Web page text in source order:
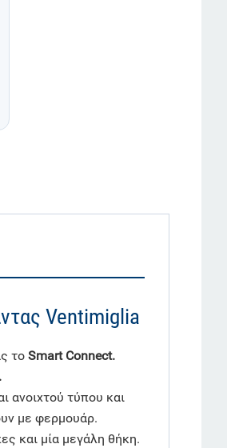
Ventimiglia
το Smart Connect.
ανοιχτού τύπου και
με φερμουάρ.
και μία μεγάλη θήκη.